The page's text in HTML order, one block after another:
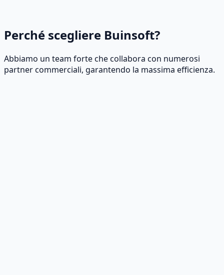
Perché scegliere Buinsoft?
Abbiamo un team forte che collabora con numerosi
partner commerciali, garantendo la massima efficienza.